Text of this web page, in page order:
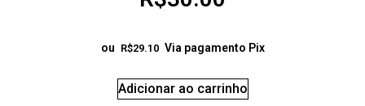
ou R$29.10 Via pagamento Pix
Adicionar ao carrinho